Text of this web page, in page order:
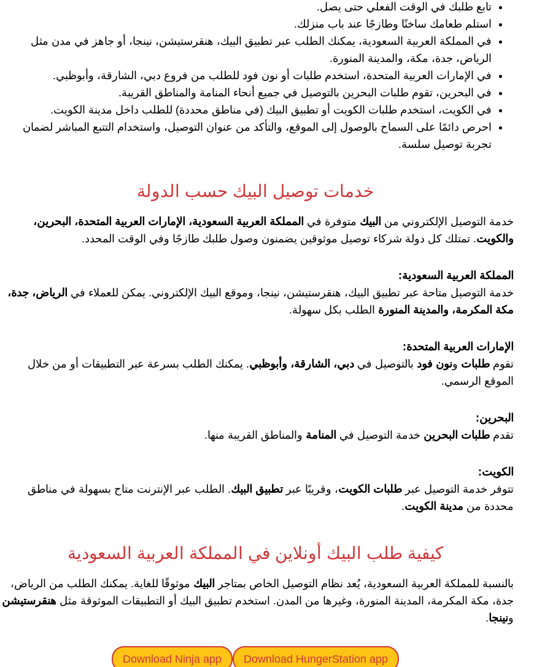
تابع طلبك في الوقت الفعلي حتى يصل.
استلم طعامك ساخنًا وطازجًا عند باب منزلك.
في المملكة العربية السعودية، يمكنك الطلب عبر تطبيق البيك، هنقرستيشن، نينجا، أو جاهز في مدن مثل
الرياض، جدة، مكة، والمدينة المنورة.
في الإمارات العربية المتحدة، استخدم طلبات أو نون فود للطلب من فروع دبي، الشارقة، وأبوظبي.
في البحرين، تقوم طلبات البحرين بالتوصيل في جميع أنحاء المنامة والمناطق القريبة.
في الكويت، استخدم طلبات الكويت أو تطبيق البيك (في مناطق محددة) للطلب داخل مدينة الكويت.
احرص دائمًا على السماح بالوصول إلى الموقع، والتأكد من عنوان التوصيل، واستخدام التتبع المباشر لضمان
تجربة توصيل سلسة.
خدمات توصيل البيك حسب الدولة
خدمة التوصيل الإلكتروني من البيك متوفرة في المملكة العربية السعودية، الإمارات العربية المتحدة، البحرين،
والكويت. تمتلك كل دولة شركاء توصيل موثوقين يضمنون وصول طلبك طازجًا وفي الوقت المحدد.
المملكة العربية السعودية:
خدمة التوصيل متاحة عبر تطبيق البيك، هنقرستيشن، نينجا، وموقع البيك الإلكتروني. يمكن للعملاء في الرياض، جدة،
مكة المكرمة، والمدينة المنورة الطلب بكل سهولة.
الإمارات العربية المتحدة:
تقومطلبات ونون فود بالتوصيل فيدبي، الشارقة، وأبوظبي. يمكنك الطلب بسرعة عبر التطبيقات أو من خلال
الموقع الرسمي.
البحرين:
تقدمطلبات البحرين خدمة التوصيل في المنامة والمناطق القريبة منها.
الكويت:
تتوفر خدمة التوصيل عبرطلبات الكويت، وقريبًا عبرتطبيق البيك. الطلب عبر الإنترنت متاح بسهولة في مناطق
محددة من مدينة الكويت.
كيفية طلب البيك أونلاين في المملكة العربية السعودية
بالنسبة للمملكة العربية السعودية، يُعد نظام التوصيل الخاص بمتاجر البيك موثوقًا للغاية. يمكنك الطلب من الرياض،
جدة، مكة المكرمة، المدينة المنورة، وغيرها من المدن. استخدم تطبيق البيك أو التطبيقات الموثوقة مثلهنقرستيشن
ونينجا.
Download HungerStation app
Download Ninja app